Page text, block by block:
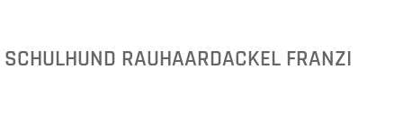
SCHULHUND RAUHAARDACKEL FRANZI